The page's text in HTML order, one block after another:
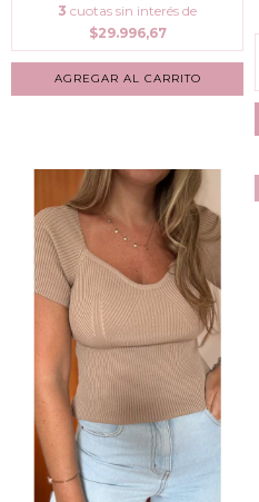
3 cuotas sin interés de
$29.996,67